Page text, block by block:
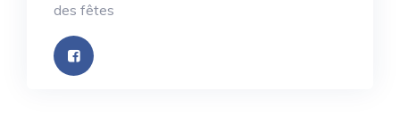
des fêtes